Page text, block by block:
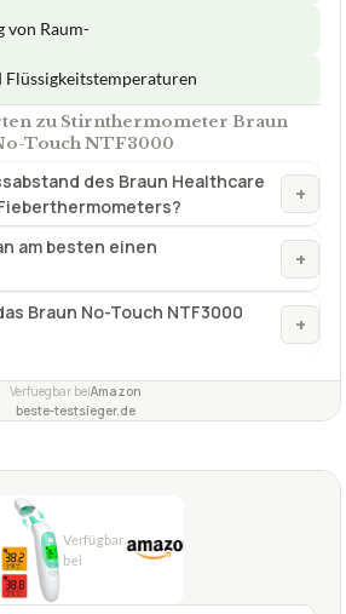
von Raum-
Flüssigkeitstemperaturen
zu Stirnthermometer Braun
Touch NTF3000
des Braun Healthcare
+
am besten einen
+
Braun No-Touch NTF3000
+
Verfuegbar beiAmazon
beste-testsieger.de